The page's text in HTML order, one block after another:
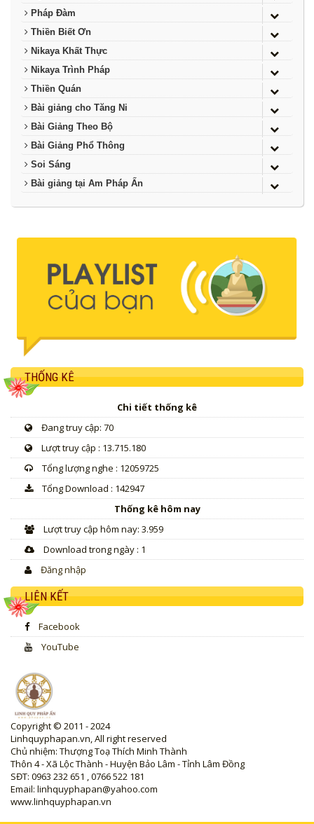
Pháp Đàm
Thiền Biết Ơn
Nikaya Khất Thực
Nikaya Trình Pháp
Thiền Quán
Bài giảng cho Tăng Ni
Bài Giảng Theo Bộ
Bài Giảng Phổ Thông
Soi Sáng
Bài giảng tại Am Pháp Ấn
THỐNG KÊ
Chi tiết thống kê
Đang truy cập: 70
Lượt truy cập : 13.715.180
Tổng lượng nghe : 12059725
Tổng Download : 142947
Thống kê hôm nay
Lượt truy cập hôm nay: 3.959
Download trong ngày : 1
Đăng nhập
LIÊN KẾT
Facebook
YouTube
Copyright © 2011 - 2024
Linhquyphapan.vn, All right reserved
Chủ nhiệm: Thượng Toạ Thích Minh Thành
Thôn 4 - Xã Lộc Thành - Huyện Bảo Lâm - Tỉnh Lâm Đồng
SĐT: 0963 232 651 , 0766 522 181
Email: linhquyphapan@yahoo.com
www.linhquyphapan.vn